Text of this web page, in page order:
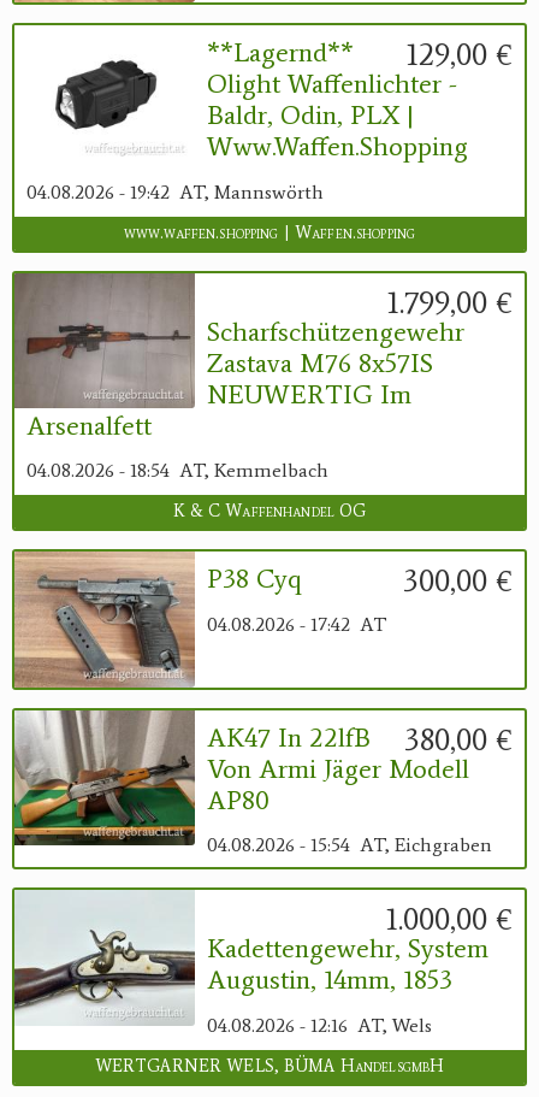
129,00 €
**Lagernd**
Olight Waffenlichter -
Baldr, Odin, PLX |
Www.waffen.shopping
04.08.2026 - 19:42 AT, Mannswörth
www.waffen.shopping | Waffen.shopping
1.799,00 €
Scharfschützengewehr
Zastava M76 8x57IS
NEUWERTIG Im
Arsenalfett
04.08.2026 - 18:54 AT, Kemmelbach
K & C Waffenhandel OG
300,00 €
P38 Cyq
04.08.2026 - 17:42 AT
380,00 €
AK47 In 22lfB
Von Armi Jäger Modell
AP80
04.08.2026 - 15:54 AT, Eichgraben
1.000,00 €
Kadettengewehr, System
Augustin, 14mm, 1853
04.08.2026 - 12:16 AT, Wels
WERTGARNER WELS, BÜMA HandelsgmbH